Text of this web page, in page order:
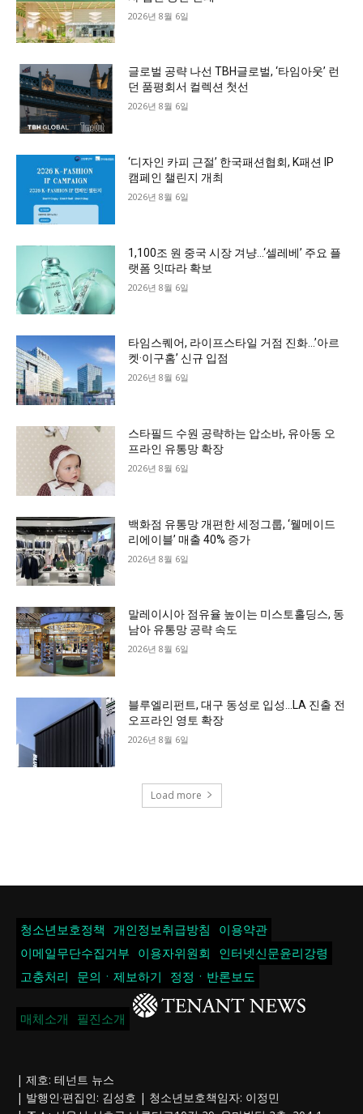
2026년 8월 6일
글로벌 공략 나선 TBH글로벌, ‘타임아웃’ 런
던 품평회서 컬렉션 첫선
2026년 8월 6일
‘디자인 카피 근절’ 한국패션협회, K패션 IP
캠페인 챌린지 개최
2026년 8월 6일
1,100조 원 중국 시장 겨냥…‘셀레베’ 주요 플
랫폼 잇따라 확보
2026년 8월 6일
타임스퀘어, 라이프스타일 거점 진화…’아르
켓·이구홈’ 신규 입점
2026년 8월 6일
스타필드 수원 공략하는 압소바, 유아동 오
프라인 유통망 확장
2026년 8월 6일
백화점 유통망 개편한 세정그룹, ‘웰메이드
리에이블’ 매출 40% 증가
2026년 8월 6일
말레이시아 점유율 높이는 미스토홀딩스, 동
남아 유통망 공략 속도
2026년 8월 6일
블루엘리펀트, 대구 동성로 입성…LA 진출 전
오프라인 영토 확장
2026년 8월 6일
Load more
청소년보호정책 개인정보취급방침
이용약관
이메일무단수집거부
이용자위원회
인터넷신문윤리강령
고충처리
문의ㆍ제보하기 정정ㆍ반론보도
매체소개 필진소개
| 제호: 테넌트 뉴스
| 발행인·편집인: 김성호 | 청소년보호책임자: 이정민